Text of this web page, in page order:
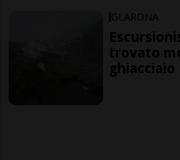
GLARONA
trovato
ghiacciaio